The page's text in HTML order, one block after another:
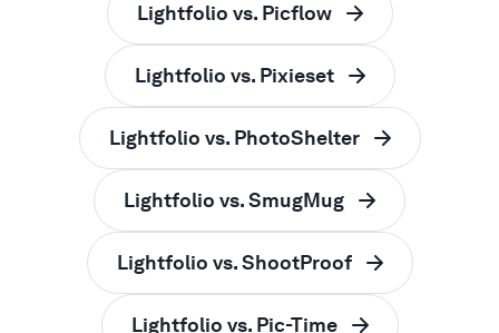
Lightfolio vs. Picflow
Lightfolio vs. Pixieset
Lightfolio vs. PhotoShelter
Lightfolio vs. SmugMug
Lightfolio vs. ShootProof
Lightfolio vs. Pic-Time